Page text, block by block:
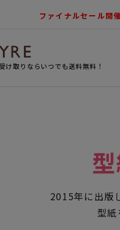
ファイナルセール開
取りならいつでも送料無料！
2015年に出版
型